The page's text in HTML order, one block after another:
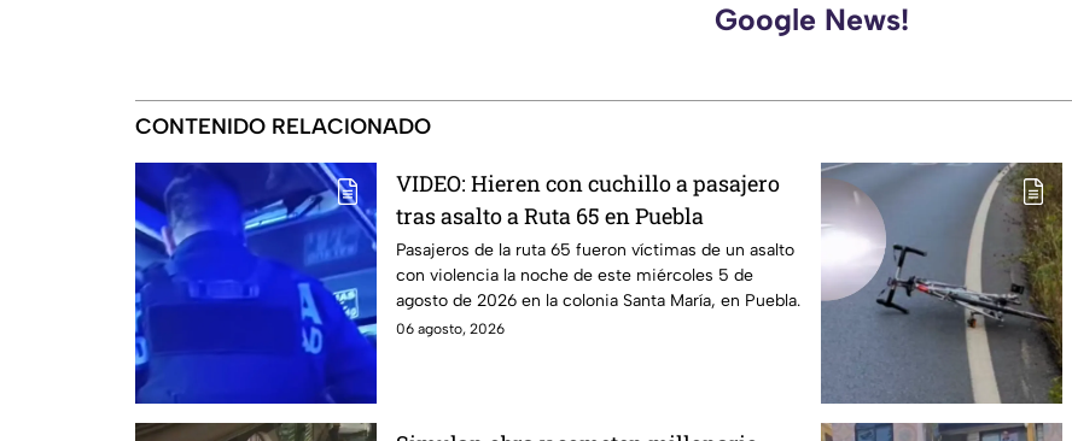
Google News!
CONTENIDO RELACIONADO
VIDEO: Hieren con cuchillo a pasajero
tras asalto a Ruta 65 en Puebla
Pasajeros de la ruta 65 fueron víctimas de un asalto
con violencia la noche de este miércoles 5 de
agosto de 2026 en la colonia Santa María, en Puebla.
06 agosto, 2026